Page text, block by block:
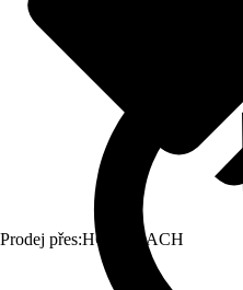
Prodej přes:HORNBACH